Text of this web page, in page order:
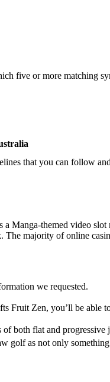
five or more matching
that you can follow
Manga-themed video
majority of online
we requested.
Fruit Zen, you’ll be able
both flat and progressive
golf as not only